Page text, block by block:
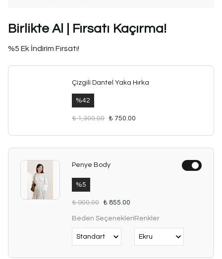
Birlikte Al | Fırsatı Kaçırma!
%5 Ek İndirim Fırsatı!
Çizgili Dantel Yaka Hırka
%42
₺ 1,300.00 ₺ 750.00
Penye Body
%5
₺ 900.00 ₺ 855.00
Beden SeçenekleriRenkler